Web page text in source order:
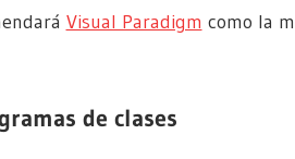
Visual Paradigm como la
de clases